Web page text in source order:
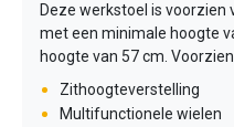
Deze werkstoel is
met een minimale hoogte
hoogte van 57 cm.
Zithoogteverstelling
Multifunctionele wielen